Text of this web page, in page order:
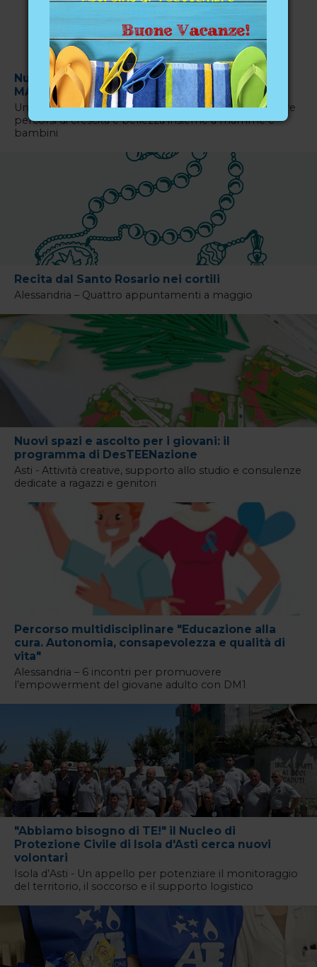
Nuove sinergie per il territorio: la Cooperativa
MAIA cerca associazioni
Un appello ad associazioni e gruppi locali per costruire
percorsi di crescita e bellezza insieme a mamme e
bambini
Recita dal Santo Rosario nei cortili
Alessandria – Quattro appuntamenti a maggio
Nuovi spazi e ascolto per i giovani: il
programma di DesTEENazione
Asti - Attività creative, supporto allo studio e consulenze
dedicate a ragazzi e genitori
Percorso multidisciplinare "Educazione alla
cura. Autonomia, consapevolezza e qualità di
vita"
Alessandria – 6 incontri per promuovere
l’empowerment del giovane adulto con DM1
"Abbiamo bisogno di TE!" il Nucleo di
Protezione Civile di Isola d'Asti cerca nuovi
volontari
Isola d’Asti - Un appello per potenziare il monitoraggio
del territorio, il soccorso e il supporto logistico